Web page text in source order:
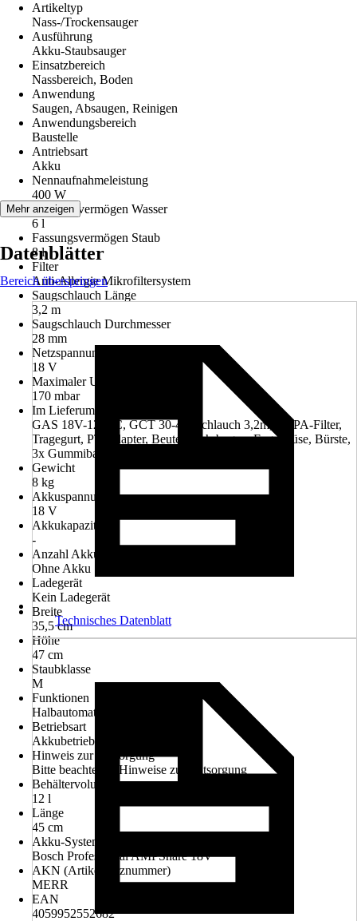
Artikeltyp
Nass-/Trockensauger
Ausführung
Akku-Staubsauger
Einsatzbereich
Nassbereich, Boden
Anwendung
Saugen, Absaugen, Reinigen
Anwendungsbereich
Baustelle
Antriebsart
Akku
Nennaufnahmeleistung
400 W
Fassungsvermögen Wasser
6 l
Fassungsvermögen Staub
8 l
Filter
Anti-Allergie Mikrofiltersystem
Saugschlauch Länge
3,2 m
Saugschlauch Durchmesser
28 mm
Netzspannung
18 V
Maximaler Unterdruck in mbar
170 mbar
Im Lieferumfang enthalten
GAS 18V-12 MC, GCT 30-42, Schlauch 3,2m, HEPA-Filter,
Tragegurt, PT-Adapter, Beutel, Rohrbogen, Fugendüse, Bürste,
3x Gummiband
Gewicht
8 kg
Akkuspannung
18 V
Akkukapazität
-
Anzahl Akkus
Ohne Akku
Ladegerät
Kein Ladegerät
Breite
35,5 cm
Höhe
47 cm
Staubklasse
M
Funktionen
Halbautomatische Filterreinigung
Betriebsart
Akkubetrieb
Hinweis zur Entsorgung
Bitte beachte die Hinweise zur Entsorgung
Behältervolumen
12 l
Länge
45 cm
Akku-System
Bosch Professional AMPShare 18V
AKN (Artikelkurznummer)
MERR
EAN
4059952552682
Mehr anzeigen
Datenblätter
Bereich überspringen
Technisches Datenblatt